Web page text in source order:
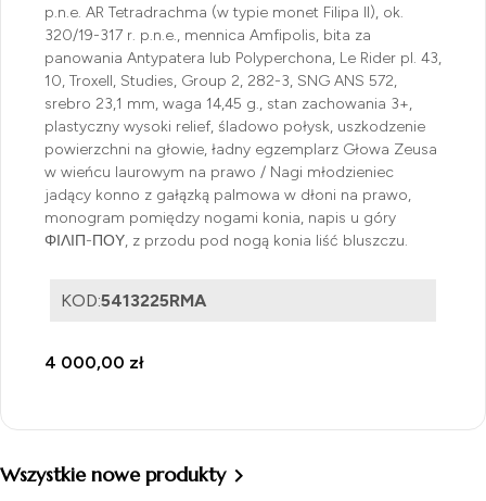
p.n.e. AR Tetradrachma (w typie monet Filipa II), ok.
320/19-317 r. p.n.e., mennica Amfipolis, bita za
panowania Antypatera lub Polyperchona, Le Rider pl. 43,
10, Troxell, Studies, Group 2, 282-3, SNG ANS 572,
srebro 23,1 mm, waga 14,45 g., stan zachowania 3+,
plastyczny wysoki relief, śladowo połysk, uszkodzenie
powierzchni na głowie, ładny egzemplarz Głowa Zeusa
w wieńcu laurowym na prawo / Nagi młodzieniec
jadący konno z gałązką palmowa w dłoni na prawo,
monogram pomiędzy nogami konia, napis u góry
ΦΙΛΙΠ-ΠΟΥ, z przodu pod nogą konia liść bluszczu.
KOD:5413225RMA
4 000,00 zł
Wszystkie nowe produkty